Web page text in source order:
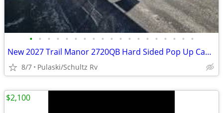
• • • • • • • • • • • • • • • • • • •
New 2027 Trail Manor 2720QB Hard Sided Pop Up Camper
8/7 Pulaski/Schultz Rv
$2,100